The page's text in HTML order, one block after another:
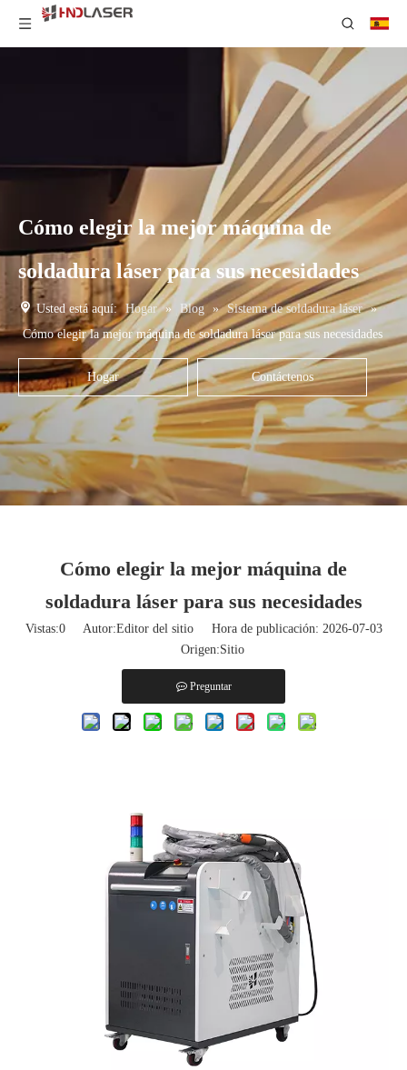
Cómo elegir la mejor máquina de
soldadura láser para sus necesidades
Usted está aquí: Hogar » Blog » Sistema de soldadura láser »
Cómo elegir la mejor máquina de soldadura láser para sus necesidades
Hogar Contáctenos
Cómo elegir la mejor máquina de
soldadura láser para sus necesidades
Vistas:0Autor:Editor del sitio Hora de publicación: 2026-07-03
Origen:Sitio
Preguntar